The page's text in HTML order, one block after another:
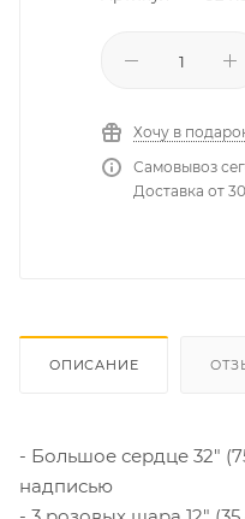
Хочу в
Самовывоз
Доставка от
ОПИСАНИЕ
- Большое сердце 32"
надписью